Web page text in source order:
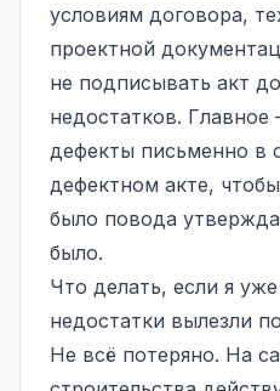
условиям договора,
проектной
не подписывать акт
недостатков.
дефекты письменно в
дефектном акте,
было повода
было.
Что делать, если я
недостатки вылезли
Не всё потеряно. На